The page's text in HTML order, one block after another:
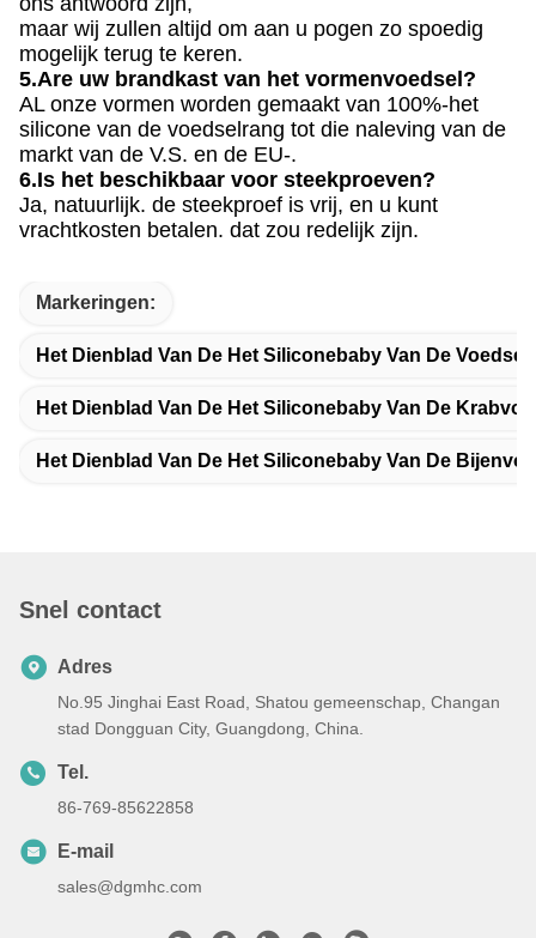
maar wij zullen altijd om aan u pogen zo spoedig
mogelijk terug te keren.
5.Are uw brandkast van het vormenvoedsel?
AL onze vormen worden gemaakt van 100%-het
silicone van de voedselrang tot die naleving van de
markt van de V.S. en de EU-.
6.Is het beschikbaar voor steekproeven?
Ja, natuurlijk. de steekproef is vrij, en u kunt
vrachtkosten betalen. dat zou redelijk zijn.
Markeringen:
Het Dienblad Van De Het Siliconebaby Van De
Het Dienblad Van De Het Siliconebaby Van De
Het Dienblad Van De Het Siliconebaby Van De
Snel contact
Adres
No.95 Jinghai East Road, Shatou gemeenschap, Changan
stad Dongguan City, Guangdong, China.
Tel.
86-769-85622858
E-mail
sales@dgmhc.com